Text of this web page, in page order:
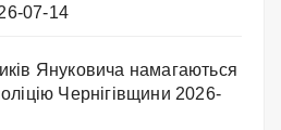
07-14
Януковича намагаються
Чернігівщини 2026-